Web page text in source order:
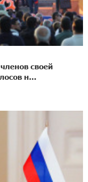
своей
н...